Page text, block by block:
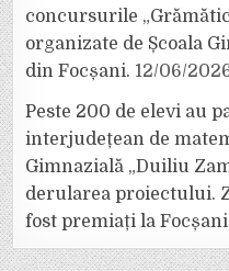
concursurile
organizate de Școala
din Focșani. 12/06/
Peste 200 de elevi au
interjudețean de
Gimnazială „Duiliu
derularea proiectului.
fost premiați la Focșani